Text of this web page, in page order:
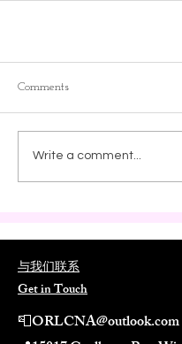
Comments
Write a comment...
与我们联系
Get in Touch
📮ORLCNA@outlook.com